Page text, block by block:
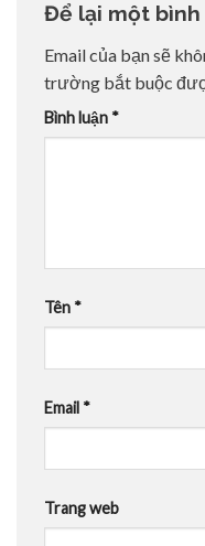
Để lại một bình
Email của bạn sẽ
trường bắt buộc
Bình luận *
Tên *
Email *
Trang web